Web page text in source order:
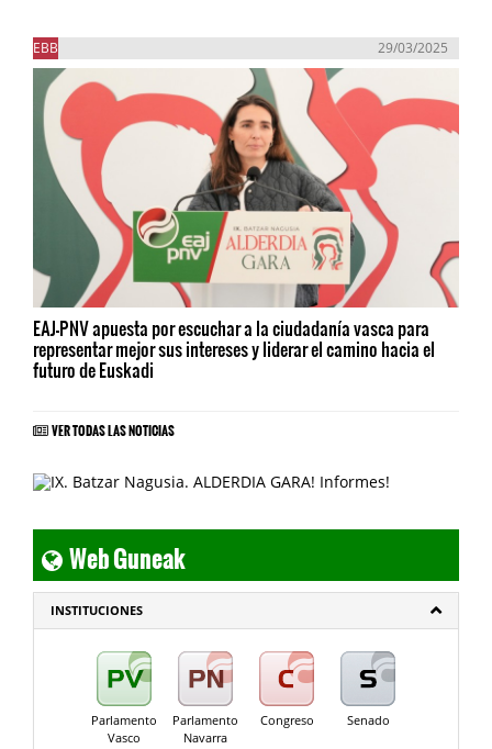
EBB 29/03/2025
EAJ-PNV apuesta por escuchar a la ciudadanía vasca para
representar mejor sus intereses y liderar el camino hacia el
futuro de Euskadi
VER TODAS LAS NOTICIAS
Web Guneak
INSTITUCIONES
Parlamento
Vasco
Parlamento
Navarra
Congreso Senado